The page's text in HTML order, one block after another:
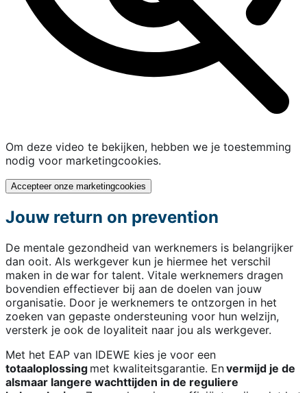
Om deze video te bekijken, hebben we je toestemming
nodig voor marketingcookies.
Accepteer onze marketingcookies
Jouw return on prevention
De mentale gezondheid van werknemers is belangrijker
dan ooit. Als werkgever kun je hiermee het verschil
maken in de war for talent. Vitale werknemers dragen
bovendien effectiever bij aan de doelen van jouw
organisatie. Door je werknemers te ontzorgen in het
zoeken van gepaste ondersteuning voor hun welzijn,
versterk je ook de loyaliteit naar jou als werkgever.
Met het EAP van IDEWE kies je voor een
totaaloplossing met kwaliteitsgarantie. Envermijd je de
alsmaar langere wachttijden in de reguliere